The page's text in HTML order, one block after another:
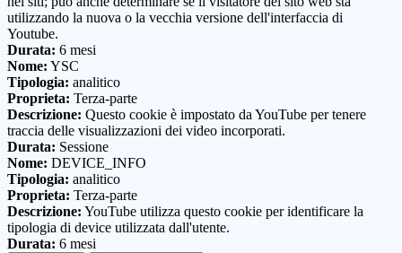
utilizzando la nuova o la vecchia versione dell'interfaccia di
Youtube.
Durata: 6 mesi
Nome: YSC
Tipologia: analitico
Proprieta: Terza-parte
Descrizione: Questo cookie è impostato da YouTube per tenere
traccia delle visualizzazioni dei video incorporati.
Durata: Sessione
Nome: DEVICE_INFO
Tipologia: analitico
Proprieta: Terza-parte
Descrizione: YouTube utilizza questo cookie per identificare la
tipologia di device utilizzata dall'utente.
Durata: 6 mesi